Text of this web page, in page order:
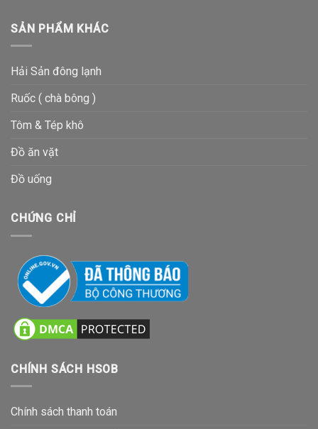
SẢN PHẨM KHÁC
Hải Sản đông lạnh
Ruốc ( chà bông )
Tôm & Tép khô
Đồ ăn vặt
Đồ uống
CHỨNG CHỈ
CHÍNH SÁCH HSOB
Chính sách thanh toán